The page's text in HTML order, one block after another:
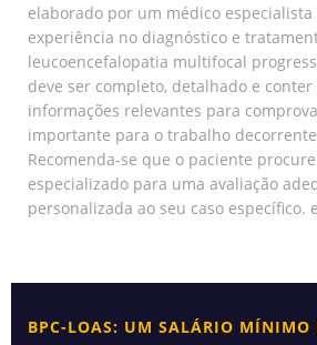
elaborado por um médico especialista
experiência no diagnóstico e
leucoencefalopatia multifocal
deve ser completo, detalhado e conter
informações relevantes para
importante para o trabalho
Recomenda-se que o paciente
especializado para uma avaliação
personalizada ao seu caso específico.
BPC-LOAS: UM SALÁRIO MÍNIMO